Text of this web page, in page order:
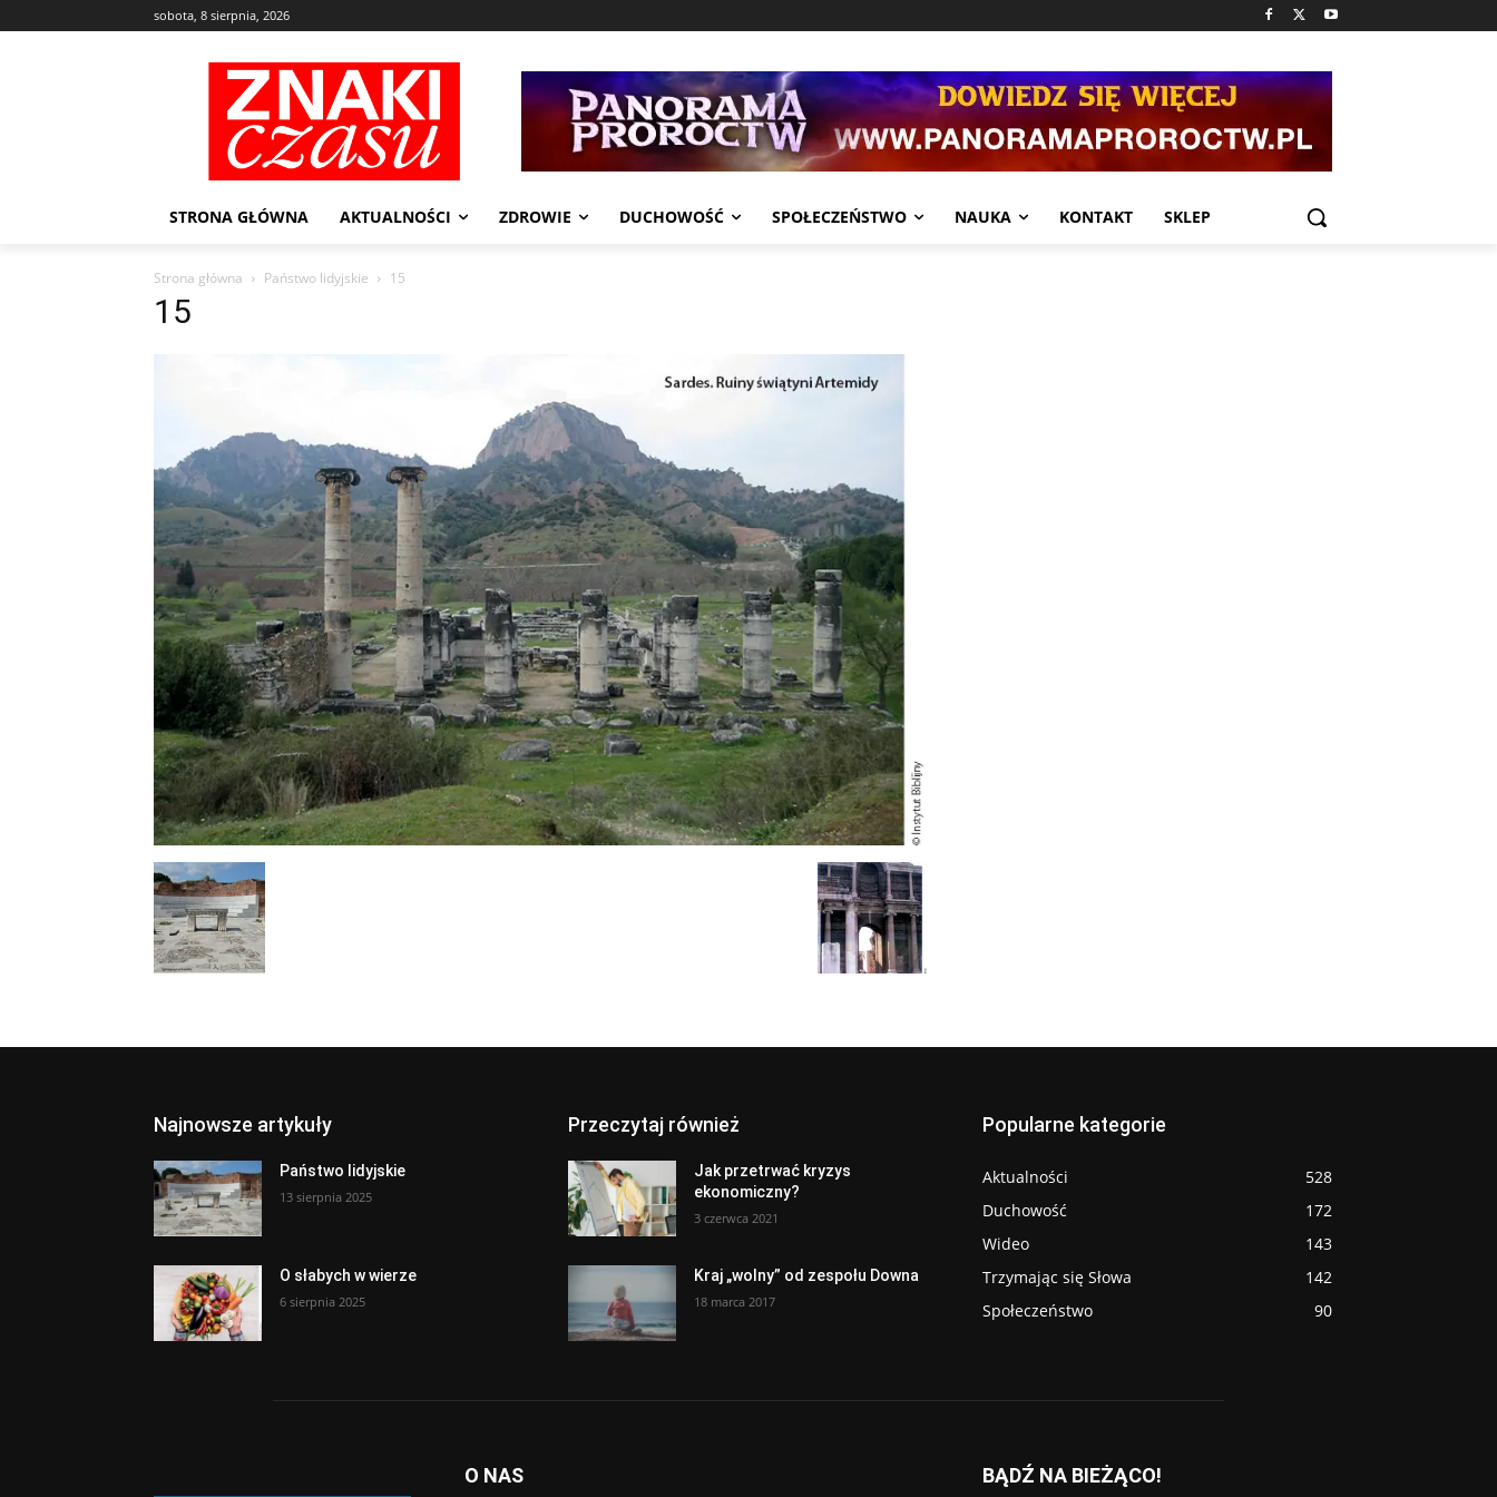
sobota, 8 sierpnia, 2026
STRONA GŁÓWNA AKTUALNOŚCI ZDROWIE DUCHOWOŚĆ SPOŁECZEŃSTWO NAUKA KONTAKT SKLEP
Strona główna Państwo lidyjskie 15
15
Najnowsze artykuły
Państwo lidyjskie
13 sierpnia 2025
O słabych w wierze
6 sierpnia 2025
Przeczytaj również
Jak przetrwać kryzys
ekonomiczny?
3 czerwca 2021
Kraj „wolny” od zespołu Downa
18 marca 2017
Popularne kategorie
Aktualności
528
Duchowość
172
Wideo
143
Trzymając się Słowa
142
Społeczeństwo
90
O NAS BĄDŹ NA BIEŻĄCO!